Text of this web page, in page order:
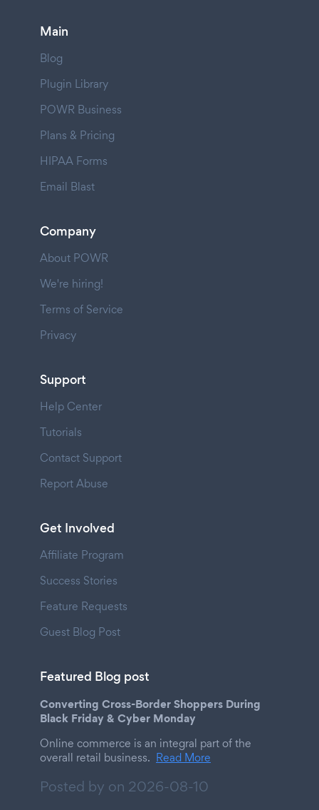
Main
Blog
Plugin Library
POWR Business
Plans & Pricing
HIPAA Forms
Email Blast
Company
About POWR
We're hiring!
Terms of Service
Privacy
Support
Help Center
Tutorials
Contact Support
Report Abuse
Get Involved
Affiliate Program
Success Stories
Feature Requests
Guest Blog Post
Featured Blog post
Converting Cross-Border Shoppers During
Black Friday & Cyber Monday
Online commerce is an integral part of the
overall retail business. Read More
Posted by on 2026-08-10